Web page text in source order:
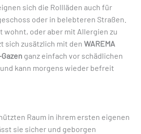
sich die Rollläden auch für
oder in belebteren Straßen.
wohnt, oder aber mit Allergien zu
sich zusätzlich mit den WAREMA
ganz einfach vor schädlichen
kann morgens wieder befreit
Raum in ihrem ersten eigenen
sie sicher und geborgen